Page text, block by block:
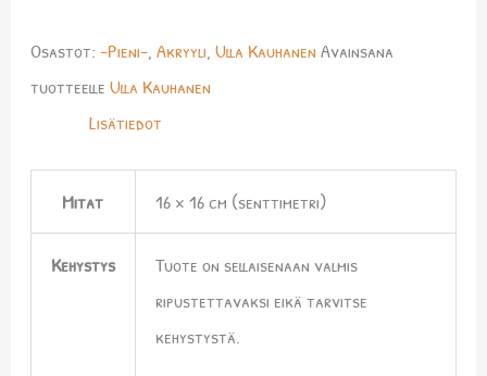
Osastot: -Pieni-, Akryyli, Ulla Kauhanen Avainsana
tuotteelle Ulla Kauhanen
Lisätiedot
Mitat 16 × 16 cm (senttimetri)
Kehystys
Tuote on sellaisenaan valmis
ripustettavaksi eikä tarvitse
kehystystä.